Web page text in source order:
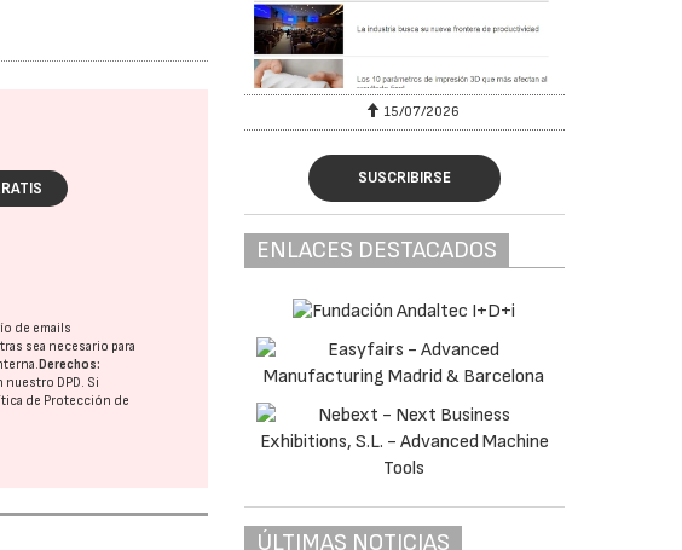
de emails
sea necesario para
Derechos:
DPD. Si
de Protección de
15/07/2026
SUSCRIBIRSE
ENLACES DESTACADOS
ÚLTIMAS NOTICIAS